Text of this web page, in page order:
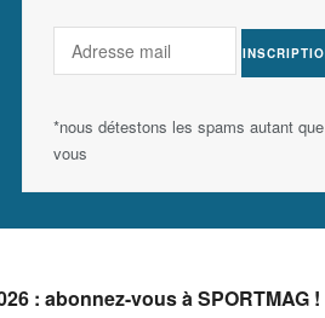
*nous détestons les spams autant que
vous
: abonnez-vous à SPORTMAG !